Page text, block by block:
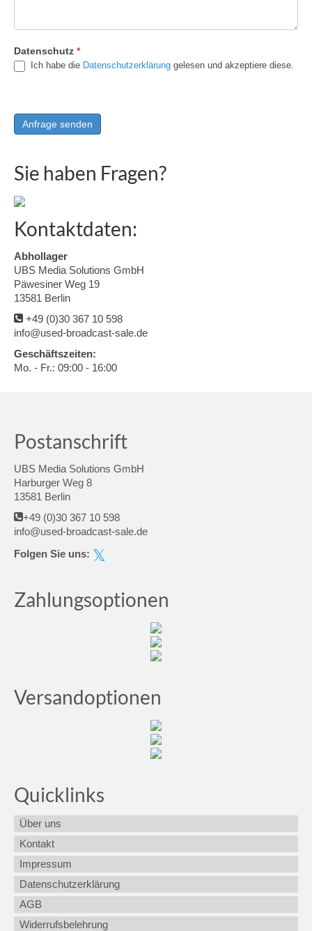
Datenschutz *
Ich habe die Datenschutzerklärung gelesen und akzeptiere diese.
Sie haben Fragen?
Kontaktdaten:
Abhollager
UBS Media Solutions GmbH
Päwesiner Weg 19
13581 Berlin
+49 (0)30 367 10 598
info@used-broadcast-sale.de
Geschäftszeiten:
Mo. - Fr.: 09:00 - 16:00
Postanschrift
UBS Media Solutions GmbH
Harburger Weg 8
13581 Berlin
+49 (0)30 367 10 598
info@used-broadcast-sale.de
Folgen Sie uns:
Zahlungsoptionen
Versandoptionen
Quicklinks
Über uns
Kontakt
Impressum
Datenschutzerklärung
AGB
Widerrufsbelehrung